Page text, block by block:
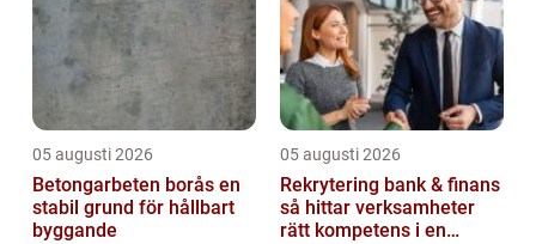
05 augusti 2026
Betongarbeten borås en
stabil grund för hållbart
byggande
05 augusti 2026
Rekrytering bank & finans
så hittar verksamheter
rätt kompetens i en